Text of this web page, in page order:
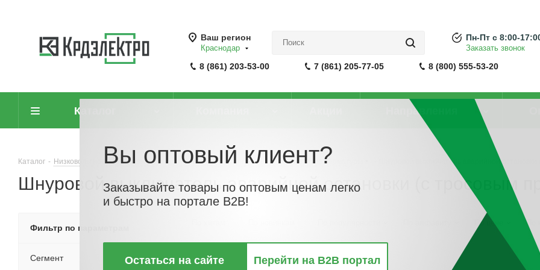
Ваш регион
Краснодар
8 (861) 203-53-00 7 (861) 205-77-05 8 (800) 555-53-20
Пн-Пт с 8:00-
Заказать звонок
Каталог Направления
Каталог - Низковольтное оборудование - Элементы управления для светосигнальной арматуры Шнуровой выключатель аварийной
Шнуровой выключатель аварийной остановки (с тросовым
По цене По
Фильтр по параметрам
Сегмент
Вы оптовый клиент?
Заказывайте товары по оптовым ценам легко
и быстро на портале B2B!
Остаться на сайте Перейти на B2B портал